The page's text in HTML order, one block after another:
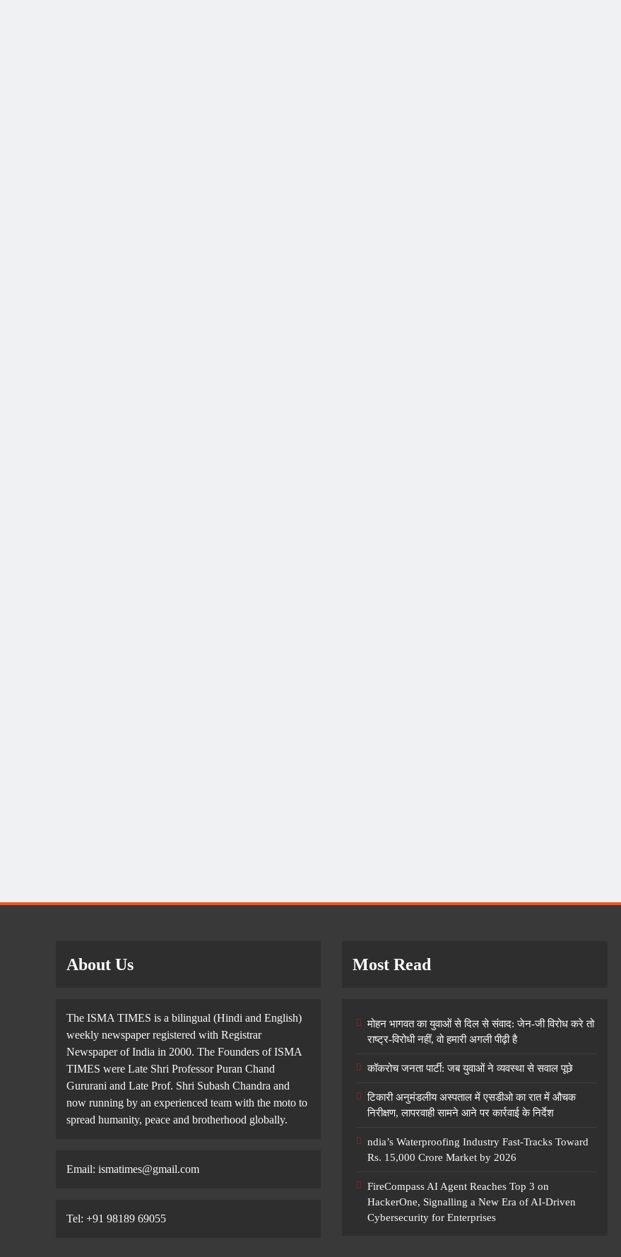
About Us
The ISMA TIMES is a bilingual (Hindi and English)
weekly newspaper registered with Registrar
Newspaper of India in 2000. The Founders of ISMA
TIMES were Late Shri Professor Puran Chand
Gururani and Late Prof. Shri Subash Chandra and
now running by an experienced team with the moto to
spread humanity, peace and brotherhood globally.
Email: ismatimes@gmail.com
Tel: +91 98189 69055
Most Read
मोहन भागवत का युवाओं से दिल से संवाद: जेन-जी विरोध करे तो
राष्ट्र-विरोधी नहीं, वो हमारी अगली पीढ़ी है
कॉकरोच जनता पार्टी: जब युवाओं ने व्यवस्था से सवाल पूछे
टिकारी अनुमंडलीय अस्पताल में एसडीओ का रात में औचक
निरीक्षण, लापरवाही सामने आने पर कार्रवाई के निर्देश
ndia’s Waterproofing Industry Fast-Tracks Toward
Rs. 15,000 Crore Market by 2026
FireCompass AI Agent Reaches Top 3 on
HackerOne, Signalling a New Era of AI-Driven
Cybersecurity for Enterprises